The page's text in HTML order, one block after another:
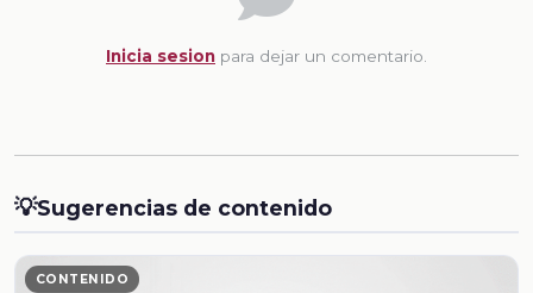
Inicia sesion para dejar un comentario.
💡Sugerencias de contenido
CONTENIDO